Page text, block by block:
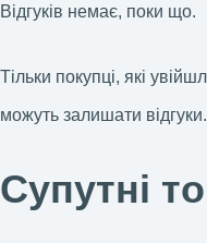
Відгуків немає, поки що.
Тільки покупці, які
можуть залишати відгуки.
Супутні